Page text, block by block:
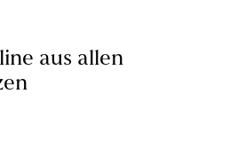
aus allen